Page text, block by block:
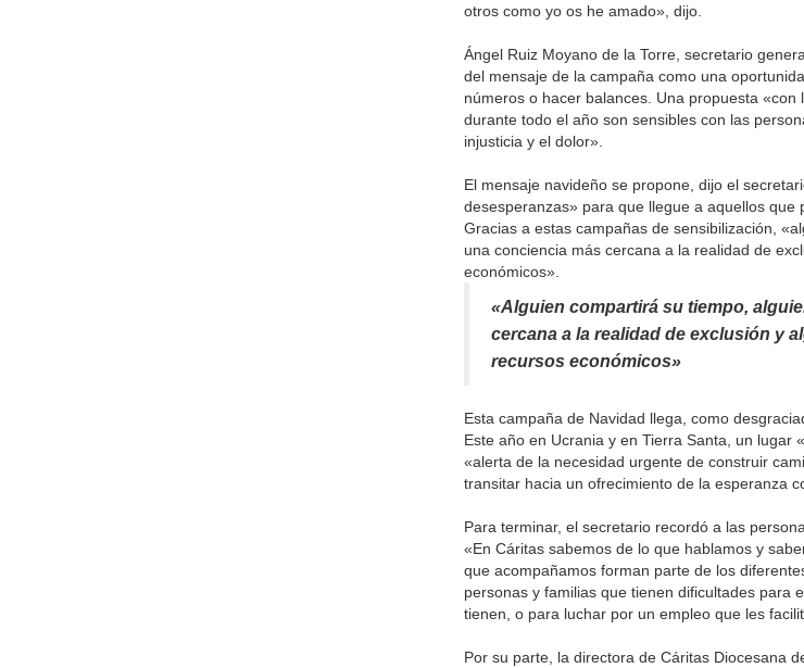
otros como yo os he amado», dijo.
Ángel Ruiz Moyano de la Torre, secretario
del mensaje de la campaña como una
números o hacer balances. Una propuesta
durante todo el año son sensibles con las
injusticia y el dolor».
El mensaje navideño se propone, dijo el
desesperanzas» para que llegue a aquellos
Gracias a estas campañas de sensibilización,
una conciencia más cercana a la realidad de
económicos».
«Alguien compartirá su tiempo,
cercana a la realidad de exclusión y
recursos económicos»
Esta campaña de Navidad llega, como
Este año en Ucrania y en Tierra Santa, un lugar
«alerta de la necesidad urgente de construir
transitar hacia un ofrecimiento de la esperanza
Para terminar, el secretario recordó a las
«En Cáritas sabemos de lo que hablamos y
que acompañamos forman parte de los
personas y familias que tienen dificultades para
tienen, o para luchar por un empleo que les
Por su parte, la directora de Cáritas Diocesana